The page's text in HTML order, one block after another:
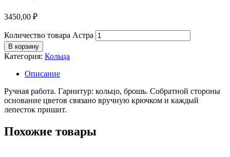
3450,00 ₽
Количество товара Астра
В корзину
Категория: Кольца
Описание
Ручная работа. Гарнитур: кольцо, брошь. Собратной стороны
основание цветов связано вручную крючком и каждый
лепесток пришит.
Похожие товары